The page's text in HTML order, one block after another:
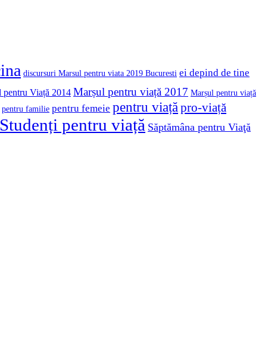
discursuri Marsul pentru viata 2019 Bucuresti ei depind de tine
pentru Viață 2014 Marșul pentru viață 2017 Marșul pentru viață
pentru familie pentru femeie pentru viață pro-viață
Studenți pentru viață Săptămâna pentru Viaţă